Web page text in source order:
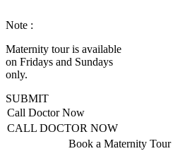
Note :
Maternity tour is available
on Fridays and Sundays
only.
SUBMIT
Call Doctor Now
CALL DOCTOR NOW
Book a Maternity Tour